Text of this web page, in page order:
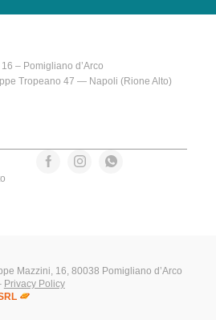
– Pomigliano d’Arco
Tropeano 47 — Napoli (Rione Alto)
Mazzini, 16, 80038 Pomigliano d’Arco
Privacy Policy